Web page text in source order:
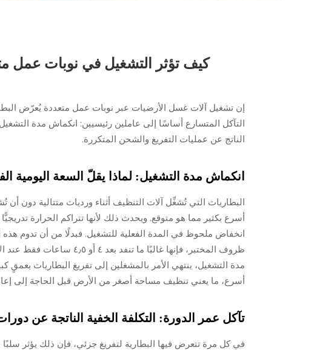
كيف تؤثر التشغيل في نوبات عمل
إن تشغيل آلات غسل الأرضيات عبر نوبات عمل متعددة يُعرّض
التآكل المتسارع أساسًا إلى عاملين رئيسيين: انكماش مدة
الناتج عن عمليات التفريغ والشحن المتكررة.
انكماش مدة التشغيل: لماذا يقلّ السعة اليومية
البطاريات التي تُشغِّل آلات التنظيف أثناء ورديات متتالية دون
أسرع بكثير مما هو متوقع. ويحدث ذلك لأنها تتراكم الحرارة
ظروف المختبر، فإنها غالبًا
مدة التشغيل، ينتهي الأمر بالمشغلين إلى تفريغ البطاريات بعمقٍ
أسرع، ما يعني تنظيف مساحة أصغر من الأرض قبل الحاجة إلى
تآكل عمر الدورة: التكلفة الخفية الناتجة عن
في كل مرة تتعرض فيها البطارية لتفريغ جزئي، فإن ذلك يؤثر